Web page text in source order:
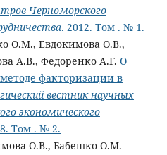
Черноморского
. 2012. Том . № 1.
О.М., Евдокимова О.В.,
А.В., Федоренко А.Г. О
факторизации в
вестник научных
экономического
Том . № 2.
О.В., Бабешко О.М.